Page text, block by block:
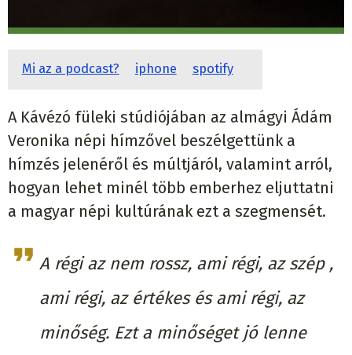
Mi az a podcast? iphone spotify
A Kávézó füleki stúdiójában az almágyi Ádám
Veronika népi hímzővel beszélgettünk a
hímzés jelenéről és múltjáról, valamint arról,
hogyan lehet minél több emberhez eljuttatni
a magyar népi kultúrának ezt a szegmensét.
A régi az nem rossz, ami régi, az szép ,
ami régi, az értékes és ami régi, az
minőség. Ezt a minőséget jó lenne